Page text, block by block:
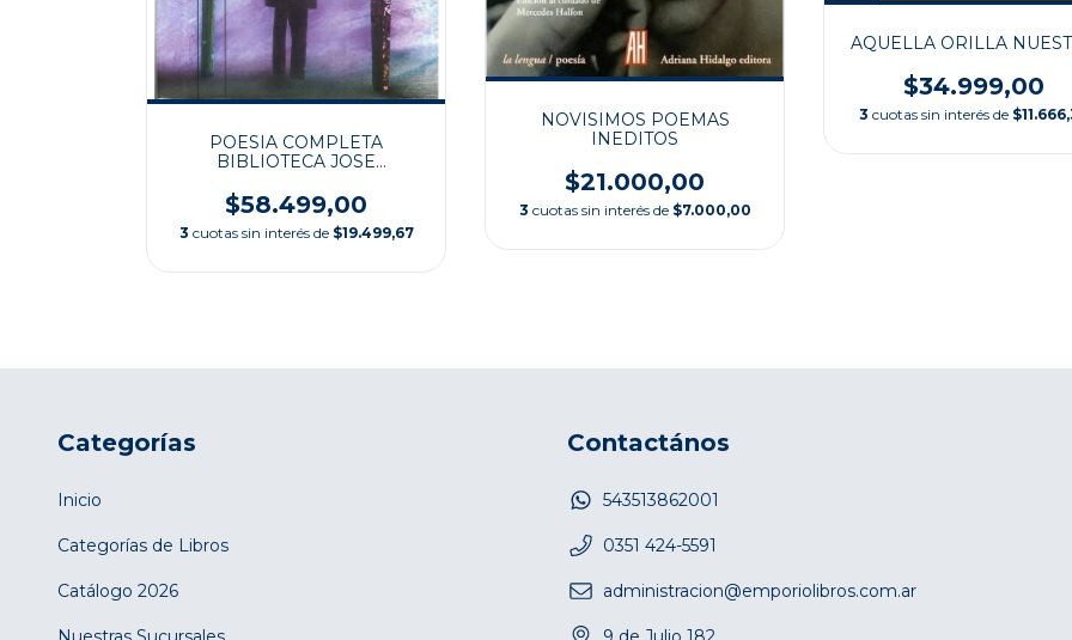
POESIA COMPLETA
BIBLIOTECA JOSE
$58.499,00
3 cuotas sin interés de $19.499,67
NOVISIMOS POEMAS
INEDITOS
$21.000,00
3 cuotas sin interés de $7.000,00
AQUELLA ORILLA
$34.999,00
3 cuotas sin interés de
Categorías
Inicio
Categorías de Libros
Catálogo 2026
Contactános
543513862001
0351 424-5591
administracion@emporiolibros.com.ar